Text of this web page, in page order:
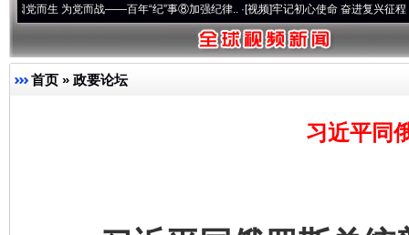
为党而战——百年“纪”事⑧加强纪律..·[视频]牢记初心使命 奋进复兴征程丨“转折之城
首页 » 政要论坛
习近平同